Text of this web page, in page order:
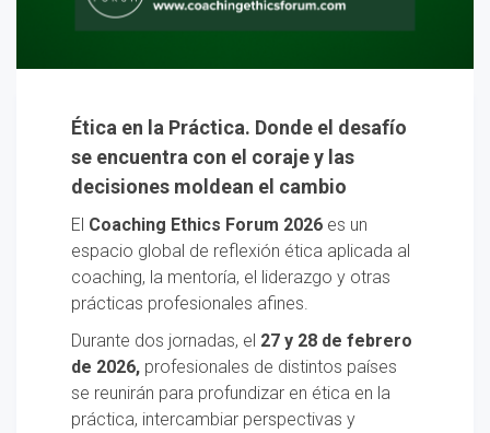
Ética en la Práctica. Donde el desafío
se encuentra con el coraje y las
decisiones moldean el cambio
El Coaching Ethics Forum 2026 es un
espacio global de reflexión ética aplicada al
coaching, la mentoría, el liderazgo y otras
prácticas profesionales afines.
Durante dos jornadas, el 27 y 28 de febrero
de 2026, profesionales de distintos países
se reunirán para profundizar en ética en la
práctica, intercambiar perspectivas y